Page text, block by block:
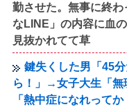
勤させた。無事に終
なLINE」の内容に血
見抜かれてて草
鍵失くした男「45
ら！」→女子大生「
「熱中症になれって